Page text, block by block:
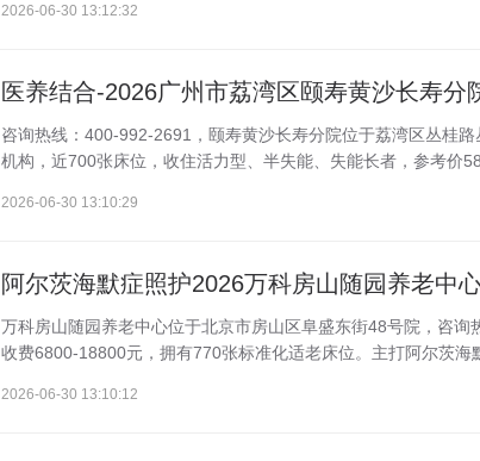
2026-06-30 13:12:32
咨询热线：400-992-2691，颐寿黄沙长寿分院位于荔湾区丛桂
机构，近700张床位，收住活力型、半失能、失能长者，参考价
2026-06-30 13:10:29
万科房山随园养老中心位于北京市房山区阜盛东街48号院，咨
收费6800-18800元，拥有770张标准化适老床位。主打阿尔茨海
2026-06-30 13:10:12